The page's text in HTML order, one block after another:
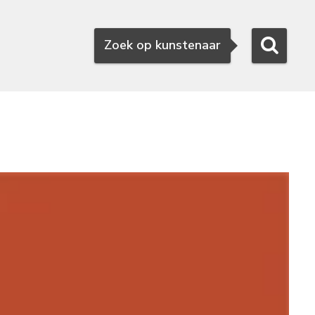
Zoeken
Zoek op kunstenaar